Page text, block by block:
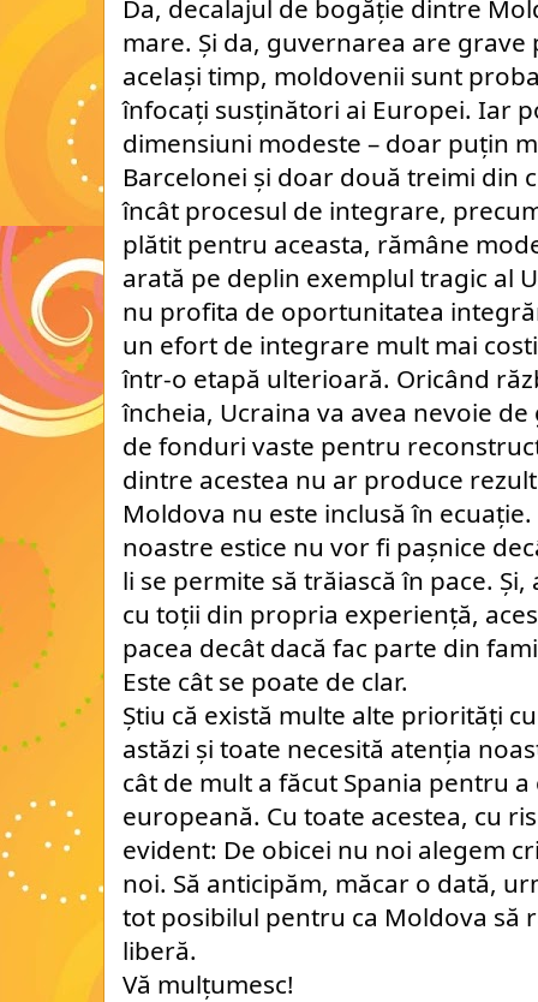
Da, decalajul de bogăție dintre
mare. Și da, guvernarea are
același timp, moldovenii sunt
înfocați susținători ai Europei. Iar
dimensiuni modeste – doar puțin
Barcelonei și doar două treimi din
încât procesul de integrare,
plătit pentru aceasta, rămâne
arată pe deplin exemplul tragic al
nu profita de oportunitatea
un efort de integrare mult mai
într-o etapă ulterioară. Oricând
încheia, Ucraina va avea nevoie
de fonduri vaste pentru
dintre acestea nu ar produce
Moldova nu este inclusă în
noastre estice nu vor fi pașnice
li se permite să trăiască în pace.
cu toții din propria experiență,
pacea decât dacă fac parte din
Este cât se poate de clar.
Știu că există multe alte priorități
astăzi și toate necesită atenția
cât de mult a făcut Spania pentru
europeană. Cu toate acestea, cu
evident: De obicei nu noi alegem
noi. Să anticipăm, măcar o dată,
tot posibilul pentru ca Moldova să
liberă.
Vă mulțumesc!